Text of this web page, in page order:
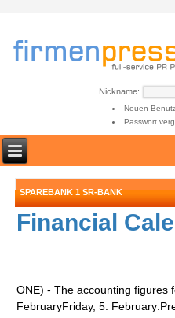
Nickname:
Neuen
Passwort
SPAREBANK 1 SR-BANK
Financial
ONE) - The accounting figures
FebruaryFriday, 5.